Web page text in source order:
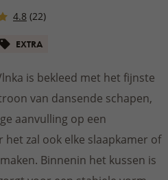
4.8 (22)
EXTRA
is bekleed met het fijnste
van dansende schapen,
aanvulling op een
zal ook elke slaapkamer of
Binnenin het kussen is